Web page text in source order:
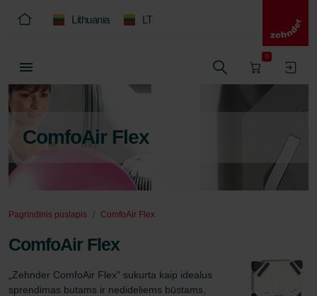
Lithuania LT
0
ComfoAir Flex
Pagrindinis puslapis ComfoAir Flex
ComfoAir Flex
„Zehnder ComfoAir Flex" sukurta kaip idealus
sprendimas butams ir nedideliems būstams,